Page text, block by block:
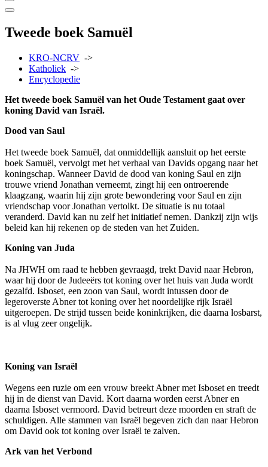
Tweede boek Samuël
KRO-NCRV ->
Katholiek ->
Encyclopedie
Het tweede boek Samuël van het Oude Testament gaat over
koning David van Israël.
Dood van Saul
Het tweede boek Samuël, dat onmiddellijk aansluit op het eerste
boek Samuël, vervolgt met het verhaal van Davids opgang naar het
koningschap. Wanneer David de dood van koning Saul en zijn
trouwe vriend Jonathan verneemt, zingt hij een ontroerende
klaagzang, waarin hij zijn grote bewondering voor Saul en zijn
vriendschap voor Jonathan vertolkt. De situatie is nu totaal
veranderd. David kan nu zelf het initiatief nemen. Dankzij zijn wijs
beleid kan hij rekenen op de steden van het Zuiden.
Koning van Juda
Na JHWH om raad te hebben gevraagd, trekt David naar Hebron,
waar hij door de Judeeërs tot koning over het huis van Juda wordt
gezalfd. Isboset, een zoon van Saul, wordt intussen door de
legeroverste Abner tot koning over het noordelijke rijk Israël
uitgeroepen. De strijd tussen beide koninkrijken, die daarna losbarst,
is al vlug zeer ongelijk.
Koning van Israël
Wegens een ruzie om een vrouw breekt Abner met Isboset en treedt
hij in de dienst van David. Kort daarna worden eerst Abner en
daarna Isboset vermoord. David betreurt deze moorden en straft de
schuldigen. Alle stammen van Israël begeven zich dan naar Hebron
om David ook tot koning over Israël te zalven.
Ark van het Verbond